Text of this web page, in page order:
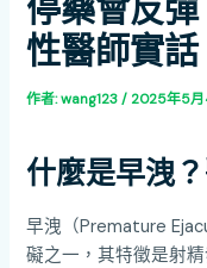
性醫師實話
作者:wang123/2025年5月
什麼是早洩
早洩（Premature
礙之一，其特徵是射